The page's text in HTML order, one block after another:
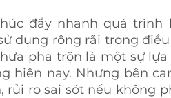
đẩy nhanh quá trình
dụng rộng rãi trong
pha trộn là một sự lựa
hiện nay. Nhưng bên
rủi ro sai sót nếu không